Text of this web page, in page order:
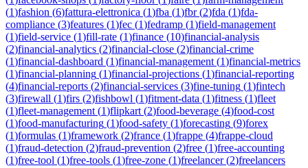
(1)fashion (6)fattura-elettronica (1)fba (1)fbr(2)fda (1)fda-
compliance (3)features (1)fec (1)fedramp (1)field-management
(1)field-service (1)fill-rate (1)finance (10)financial-analysis
(2)financial-analytics (2)financial-close (2)financial-crime
(1)financial-dashboard (1)financial-management (1)financial-metrics
(1)financial-planning (1)financial-projections (1)financial-reporting
(4)financial-reports (2)financial-services (3)fine-tuning (1)fintech
(3)firewall (1)firs (2)fishbowl (1)fitment-data (1)fitness (1)fleet
(1)fleet-management (1)flipkart (2)food-beverage (4)food-cost
(1)food-manufacturing (1)food-safety (1)forecasting (9)forex
(1)formulas (1)framework (2)france (1)frappe (4)frappe-cloud
(1)fraud-detection (2)fraud-prevention (2)free (1)free-accounting
(1)free-tool (1)free-tools (1)free-zone (1)freelancer(2)freelancers